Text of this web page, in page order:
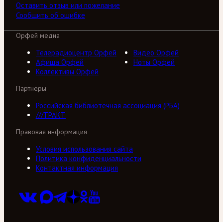
Оставить отзыв или пожелание
Сообщить об ошибке
Орфей медиа
Телерадиоцентр Орфей
Видео Орфей
Афиша Орфей
Ноты Орфей
Коллективы Орфей
Партнеры
Российская библиотечная ассоциация (РБА)
///ТРАКТ
Правовая информация
Условия использования сайта
Политика конфиденциальности
Контактная информация